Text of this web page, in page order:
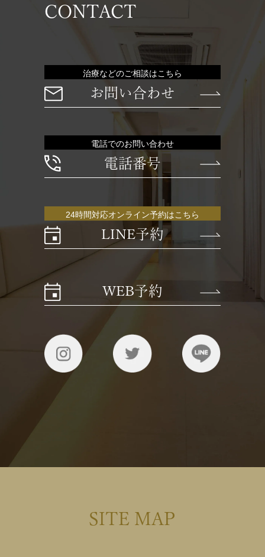
CONTACT
治療などのご相談はこちら
お問い合わせ
電話でのお問い合わせ
電話番号
24時間対応オンライン予約はこちら
LINE予約
WEB予約
SITE MAP